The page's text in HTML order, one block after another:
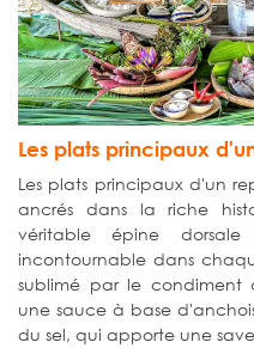
Les plats principaux
Les plats principaux d'un
ancrés dans la riche
véritable épine
incontournable dans
sublimé par le
une sauce à base
du sel, qui apporte une